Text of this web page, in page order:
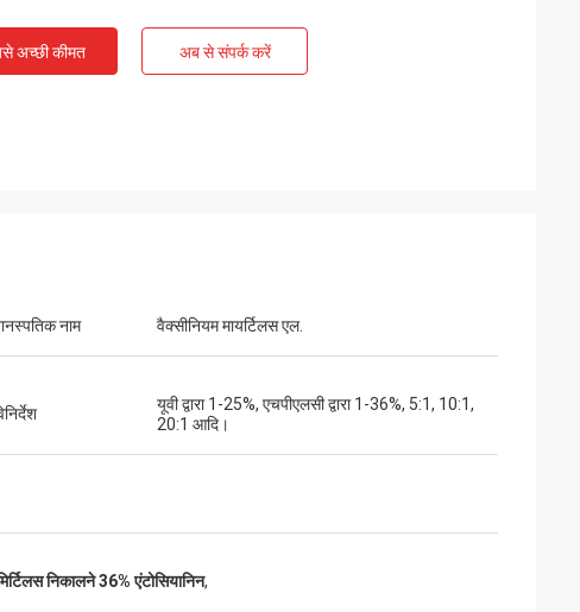
अच्छी कीमत अब से संपर्क करें
नाम वैक्सीनियम मायर्टिलस एल.
यूवी द्वारा 1-25%, एचपीएलसी द्वारा 1-36%, 5:1, 10:1,
20:1 आदि।
निकालने 36% एंटोसियानिन,